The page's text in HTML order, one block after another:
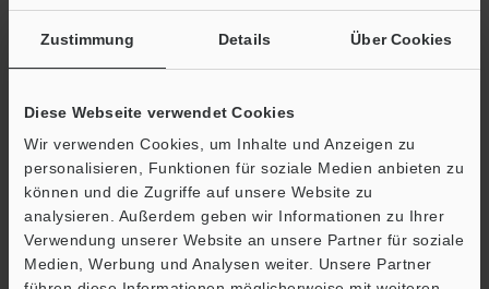
Zustimmung Details Über Cookies
Diese Webseite verwendet Cookies
Wir verwenden Cookies, um Inhalte und Anzeigen zu
personalisieren, Funktionen für soziale Medien anbieten zu
können und die Zugriffe auf unsere Website zu
analysieren. Außerdem geben wir Informationen zu Ihrer
Verwendung unserer Website an unsere Partner für soziale
Medien, Werbung und Analysen weiter. Unsere Partner
Bedingungen.
die Handscanner an wechselnde Lichtverhältnisse und
Oberflächen anpassen.
AI-Filter:Dank des leistungsstarken Algorithmus des
HR-X500 werden selbst kontrastarme und teilweise
zerstörte sowie auch DPM-Codes zuverlässig erfasst.
Flexible Lesebereiche:Die automatische Auswahl der